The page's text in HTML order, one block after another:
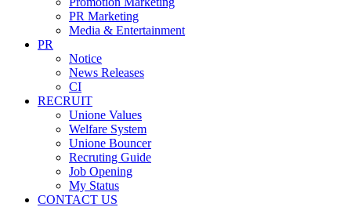
PR Marketing
Media & Entertainment
PR
Notice
News Releases
CI
RECRUIT
Unione Values
Welfare System
Unione Bouncer
Recruting Guide
Job Opening
My Status
CONTACT US